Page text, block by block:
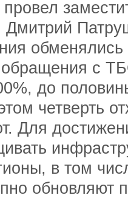
Дмитрий
с
до
четверть
Для
в том
обновляют